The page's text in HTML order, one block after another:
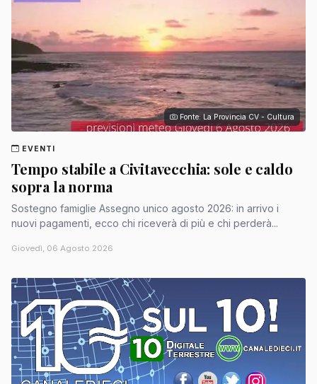
Fonte: La Provincia CV - Cultura
EVENTI
Tempo stabile a Civitavecchia: sole e caldo
sopra la norma
Sostegno famiglie Assegno unico agosto 2026: in arrivo i
nuovi pagamenti, ecco chi riceverà di più e chi perderà...
Giovedì, 06 Agosto 2026